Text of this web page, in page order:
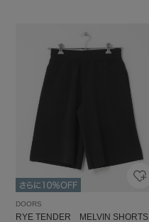
DOORS
RYE TENDER MELVIN SHORTS